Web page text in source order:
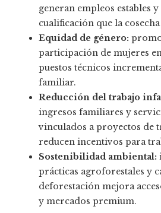
generan empleos estables
cualificación que la
Equidad de género:
participación de mujeres
puestos técnicos
familiar.
Reducción del trabajo
ingresos familiares y
vinculados a proyectos de
reducen incentivos para
Sostenibilidad ambiental:
prácticas agroforestales y
deforestación mejora
y mercados premium.